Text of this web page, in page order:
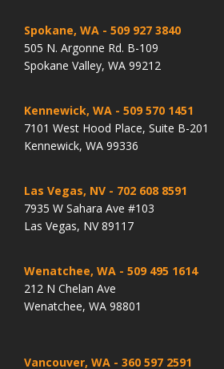
Spokane, WA - 509 927 3840
505 N. Argonne Rd. B-109
Spokane Valley, WA 99212
Kennewick, WA - 509 570 1451
7101 West Hood Place, Suite B-201
Kennewick, WA 99336
Las Vegas, NV - 702 608 8591
7935 W Sahara Ave #103
Las Vegas, NV 89117
Wenatchee, WA - 509 495 1614
212 N Chelan Ave
Wenatchee, WA 98801
Vancouver, WA - 360 597 2591